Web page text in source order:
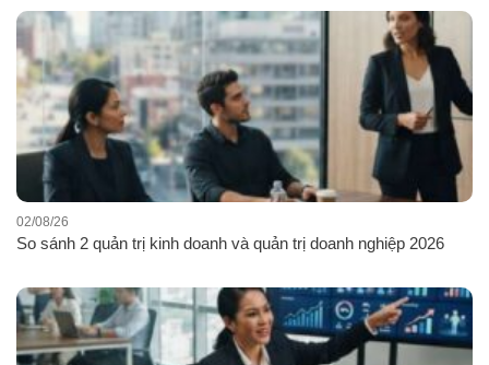
So sánh 2 quản trị kinh doanh và quản trị doanh nghiệp 2026
02/08/26